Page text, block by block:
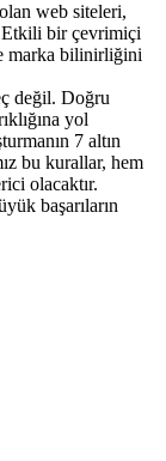
web siteleri,
Etkili bir çevrimiçi
marka bilinirliğini
değil. Doğru
yol
7 altın
bu kurallar, hem
olacaktır.
başarıların